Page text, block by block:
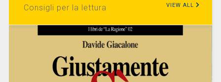
Consigli per la lettura VIEW ALL